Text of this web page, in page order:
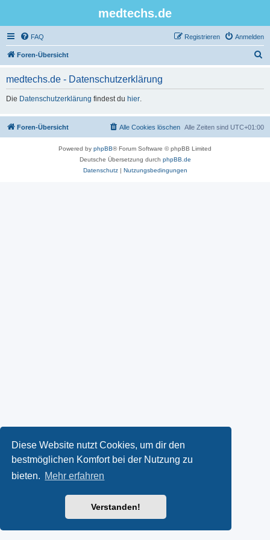
Diese Website nutzt Cookies, um dir den
bestmöglichen Komfort bei der Nutzung zu
bieten. Mehr erfahren
Verstanden!
medtechs.de
FAQ Anmelden
Registrieren
Foren-Übersicht
medtechs.de - Datenschutzerklärung
Die Datenschutzerklärung findest du hier.
Foren-Übersicht Alle Zeiten sind UTC+01:00
Alle Cookies löschen
Powered by phpBB® Forum Software © phpBB Limited
Deutsche Übersetzung durch phpBB.de
Datenschutz| Nutzungsbedingungen